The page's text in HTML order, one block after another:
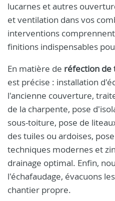
lucarnes et autres
et ventilation dans vos
interventions
finitions indispensables
En matière de réfection de
est précise : installation
l'ancienne couverture,
de la charpente, pose
sous-toiture, pose de
des tuiles ou ardoises,
techniques modernes et
drainage optimal. Enfin,
l'échafaudage, évacuons
chantier propre.